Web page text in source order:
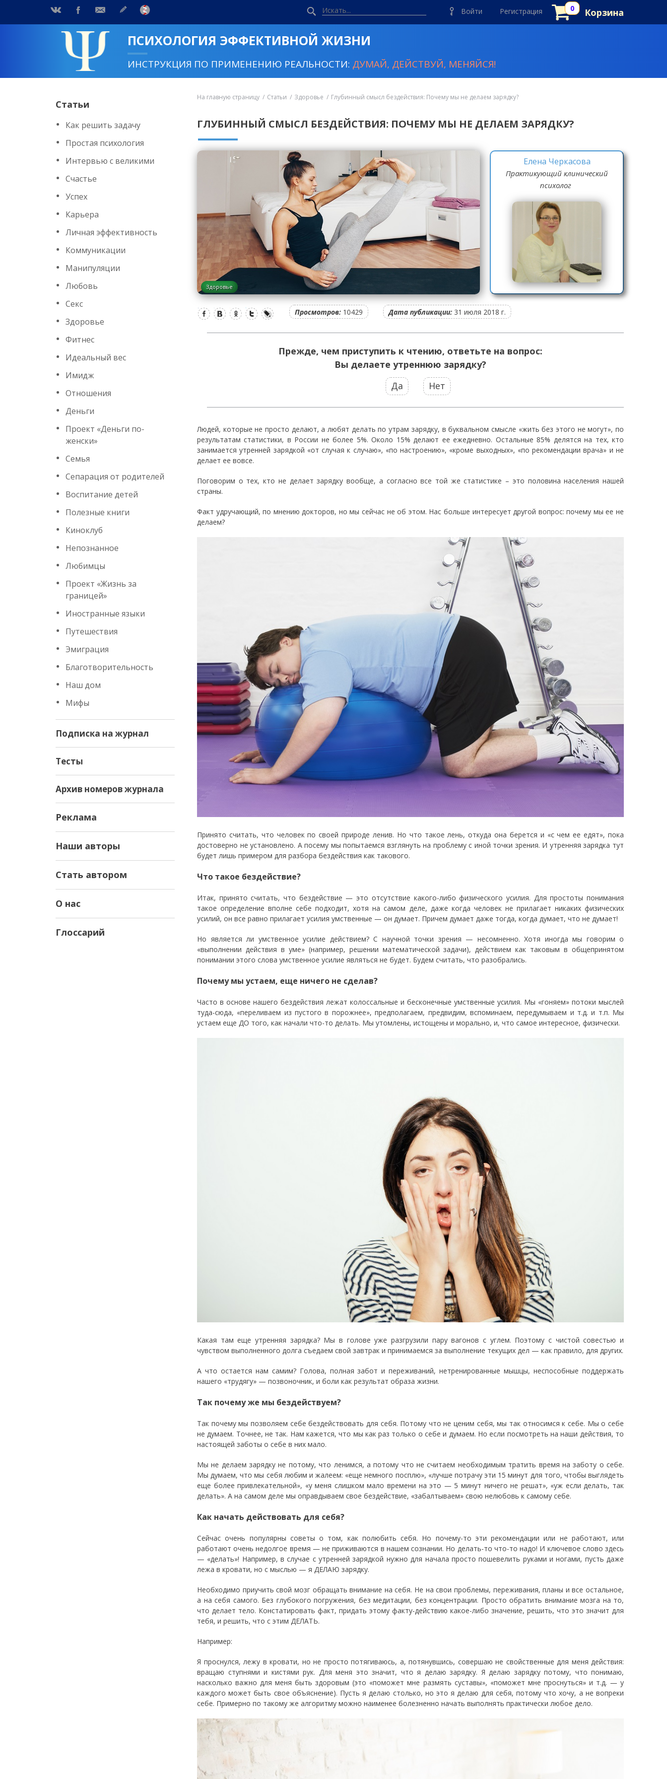
Войти Регистрация Корзина
ПСИХОЛОГИЯ ЭФФЕКТИВНОЙ ЖИЗНИ
ИНСТРУКЦИЯ ПО ПРИМЕНЕНИЮ РЕАЛЬНОСТИ: ДУМАЙ, ДЕЙСТВУЙ, МЕНЯЙСЯ!
Статьи
Как решить задачу
Простая психология
Интервью с великими
Счастье
Успех
Карьера
Личная эффективность
Коммуникации
Манипуляции
Любовь
Секс
Здоровье
Фитнес
Идеальный вес
Имидж
Отношения
Деньги
Проект «Деньги по-
женски»
Семья
Сепарация от родителей
Воспитание детей
Полезные книги
Киноклуб
Непознанное
Любимцы
Проект «Жизнь за
границей»
Иностранные языки
Путешествия
Эмиграция
Благотворительность
Наш дом
Мифы
Подписка на журнал
Тесты
Архив номеров журнала
Реклама
Наши авторы
Стать автором
О нас
Глоссарий
На главную страницу Статьи Здоровье Глубинный смысл бездействия: Почему мы не делаем зарядку?
ГЛУБИННЫЙ СМЫСЛ БЕЗДЕЙСТВИЯ: ПОЧЕМУ МЫ НЕ ДЕЛАЕМ ЗАРЯДКУ?
Здоровье
Елена Черкасова
Практикующий клинический
психолог
Просмотров: 10429 Дата публикации: 31 июля 2018 г.
Прежде, чем приступить к чтению, ответьте на вопрос:
Вы делаете утреннюю зарядку?
Да
Нет
Людей, которые не просто делают, а любят делать по утрам зарядку, в буквальном смысле «жить без этого не могут», по
результатам статистики, в России не более 5%. Около 15% делают ее ежедневно. Остальные 85% делятся на тех, кто
занимается утренней зарядкой «от случая к случаю», «по настроению», «кроме выходных», «по рекомендации врача» и не
делает ее вовсе.
Поговорим о тех, кто не делает зарядку вообще, а согласно все той же статистике – это половина населения нашей
страны.
Факт удручающий, по мнению докторов, но мы сейчас не об этом. Нас больше интересует другой вопрос: почему мы ее не
делаем?
Принято считать, что человек по своей природе ленив. Но что такое лень, откуда она берется и «с чем ее едят», пока
достоверно не установлено. А посему мы попытаемся взглянуть на проблему с иной точки зрения. И утренняя зарядка тут
будет лишь примером для разбора бездействия как такового.
Что такое бездействие?
Итак, принято считать, что бездействие — это отсутствие какого-либо физического усилия. Для простоты понимания
такое определение вполне себе подходит, хотя на самом деле, даже когда человек не прилагает никаких физических
усилий, он все равно прилагает усилия умственные — он думает. Причем думает даже тогда, когда думает, что не думает!
Но является ли умственное усилие действием? С научной точки зрения — несомненно. Хотя иногда мы говорим о
«выполнении действия в уме» (например, решении математической задачи), действием как таковым в общепринятом
понимании этого слова умственное усилие являться не будет. Будем считать, что разобрались.
Почему мы устаем, еще ничего не сделав?
Часто в основе нашего бездействия лежат колоссальные и бесконечные умственные усилия. Мы «гоняем» потоки мыслей
туда-сюда, «переливаем из пустого в порожнее», предполагаем, предвидим, вспоминаем, передумываем и т.д. и т.п. Мы
устаем еще ДО того, как начали что-то делать. Мы утомлены, истощены и морально, и, что самое интересное, физически.
Какая там еще утренняя зарядка? Мы в голове уже разгрузили пару вагонов с углем. Поэтому с чистой совестью и
чувством выполненного долга съедаем свой завтрак и принимаемся за выполнение текущих дел — как правило, для других.
А что остается нам самим? Голова, полная забот и переживаний, нетренированные мышцы, неспособные поддержать
нашего «трудягу» — позвоночник, и боли как результат образа жизни.
Так почему же мы бездействуем?
Так почему мы позволяем себе бездействовать для себя. Потому что не ценим себя, мы так относимся к себе. Мы о себе
не думаем. Точнее, не так. Нам кажется, что мы как раз только о себе и думаем. Но если посмотреть на наши действия, то
настоящей заботы о себе в них мало.
Мы не делаем зарядку не потому, что ленимся, а потому что не считаем необходимым тратить время на заботу о себе.
Мы думаем, что мы себя любим и жалеем: «еще немного посплю», «лучше потрачу эти 15 минут для того, чтобы выглядеть
еще более привлекательной», «у меня слишком мало времени на это — 5 минут ничего не решат», «уж если делать, так
делать». А на самом деле мы оправдываем свое бездействие, «забалтываем» свою нелюбовь к самому себе.
Как начать действовать для себя?
Сейчас очень популярны советы о том, как полюбить себя. Но почему-то эти рекомендации или не работают, или
работают очень недолгое время — не приживаются в нашем сознании. Но делать-то что-то надо! И ключевое слово здесь
— «делать»! Например, в случае с утренней зарядкой нужно для начала просто пошевелить руками и ногами, пусть даже
лежа в кровати, но с мыслью — я ДЕЛАЮ зарядку.
Необходимо приучить свой мозг обращать внимание на себя. Не на свои проблемы, переживания, планы и все остальное,
а на себя самого. Без глубокого погружения, без медитации, без концентрации. Просто обратить внимание мозга на то,
что делает тело. Констатировать факт, придать этому факту-действию какое-либо значение, решить, что это значит для
тебя, и решить, что с этим ДЕЛАТЬ.
Например:
Я проснулся, лежу в кровати, но не просто потягиваюсь, а, потянувшись, совершаю не свойственные для меня действия:
вращаю ступнями и кистями рук. Для меня это значит, что я делаю зарядку. Я делаю зарядку потому, что понимаю,
насколько важно для меня быть здоровым (это «поможет мне размять суставы», «поможет мне проснуться» и т.д. — у
каждого может быть свое объяснение). Пусть я делаю столько, но это я делаю для себя, потому что хочу, а не вопреки
себе. Примерно по такому же алгоритму можно наименее болезненно начать выполнять практически любое дело.